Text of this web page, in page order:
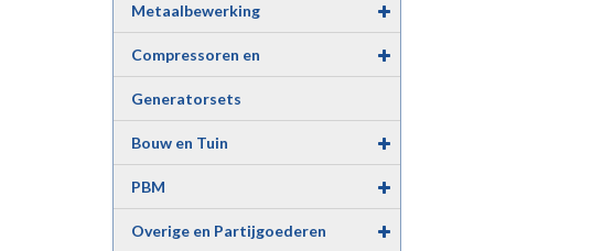
Metaalbewerking
Compressoren en
Luchtgereedschap
Generatorsets
Bouw en Tuin
PBM
Overige en Partijgoederen